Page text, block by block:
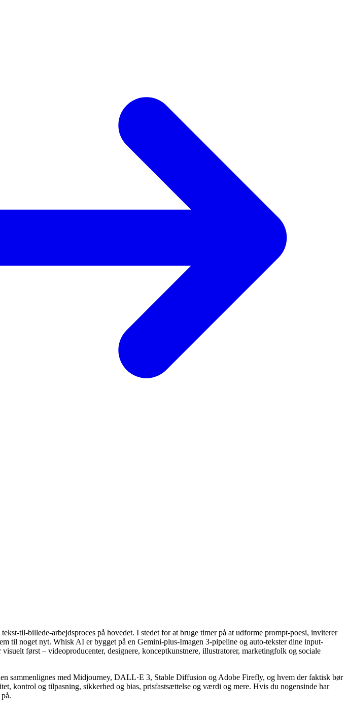
til-billede-arbejdsproces på hovedet. I stedet for at bruge timer på at udforme prompt-poesi, inviterer
til noget nyt. Whisk AI er bygget på en Gemini-plus-Imagen 3-pipeline og auto-tekster dine input-
først – videoproducenter, designere, konceptkunstnere, illustratorer, marketingfolk og sociale
sammenlignes med Midjourney, DALL·E 3, Stable Diffusion og Adobe Firefly, og hvem der faktisk bør
kontrol og tilpasning, sikkerhed og bias, prisfastsættelse og værdi og mere. Hvis du nogensinde har